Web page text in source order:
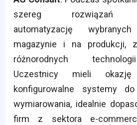
szereg rozwiązań
automatyzację
magazynie i na produkcji,
różnorodnych
Uczestnicy mieli
konfigurowalne systemy
wymiarowania, idealnie
firm z sektora e-